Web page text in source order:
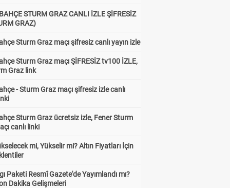
STURM GRAZ CANLI İZLE ŞİFRESİZ
GRAZ)
Sturm Graz maçı şifresiz canlı yayın izle
Sturm Graz maçı ŞİFRESİZ tv100 İZLE,
Graz link
- Sturm Graz maçı şifresiz izle canlı
Sturm Graz ücretsiz izle, Fener Sturm
canlı linki
mi, Yükselir mi? Altın Fiyatları İçin
Paketi Resmî Gazete'de Yayımlandı mı?
Dakika Gelişmeleri